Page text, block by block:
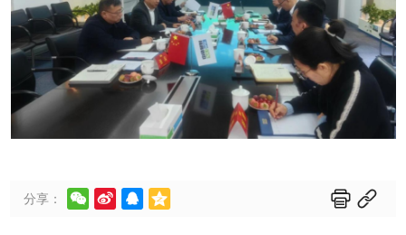
分享：      